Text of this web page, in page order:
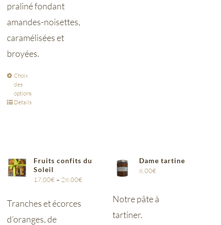
praliné fondant
amandes-noisettes,
caramélisées et
broyées.
Choix
des
options
Détails
Fruits confits du
Soleil
17,00€ – 28,00€
Tranches et écorces
d’oranges, de
Dame tartine
8,00€
Notre pâte à
tartiner.